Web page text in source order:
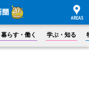
暮らす・働く 学ぶ・知る